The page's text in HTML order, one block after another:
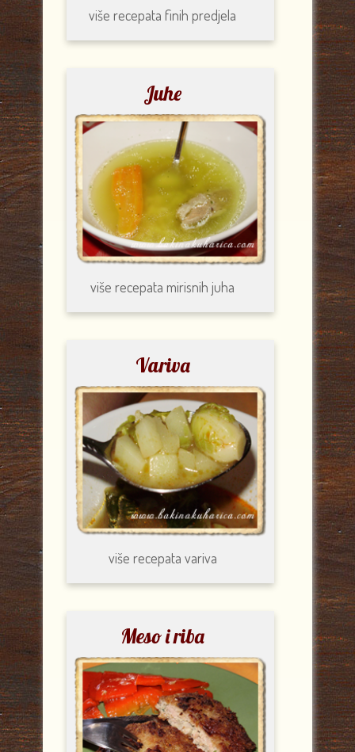
više recepatafinih predjela
Juhe
više recepatamirisnih juha
Variva
više recepata variva
Meso i riba